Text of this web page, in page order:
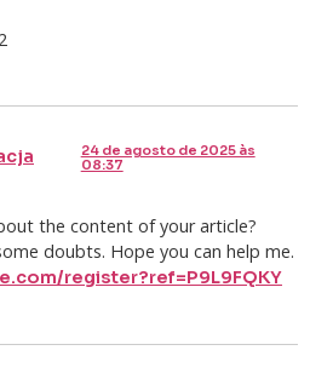
24 de agosto de 2025 às
08:37
the content of your article?
doubts. Hope you can help me.
register?ref=P9L9FQKY